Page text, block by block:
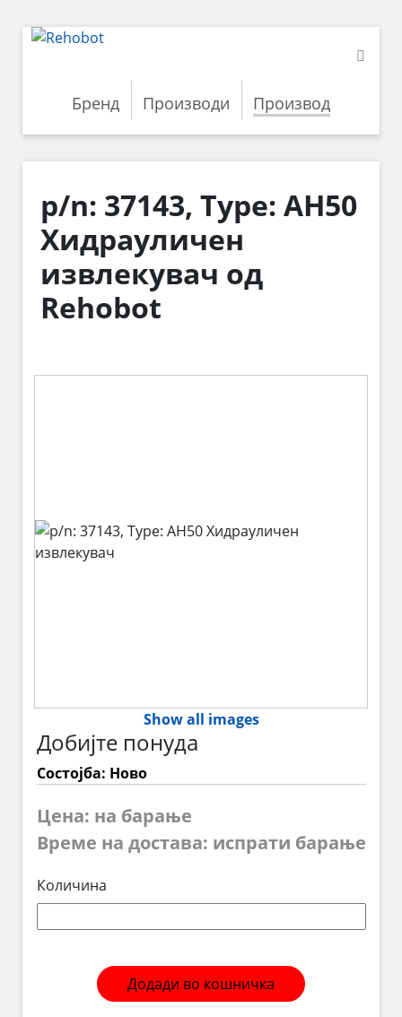
Бренд Производи Производ
p/n: 37143, Type: AH50
Хидрауличен
извлекувач од
Rehobot
Show all images
Добијте понуда
Состојба: Ново
Цена: на барање
Време на достава: испрати барање
Количина
Додади во кошничка